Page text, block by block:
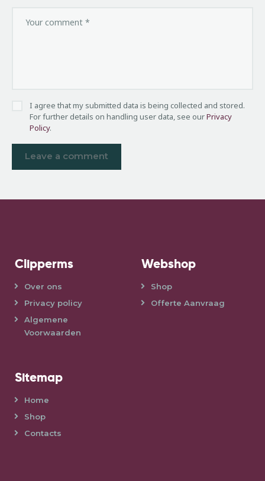
I agree that my submitted data is being collected and stored.
For further details on handling user data, see ourPrivacy
Policy.
Clipperms
Over ons
Privacy policy
Algemene
Voorwaarden
Webshop
Shop
Offerte Aanvraag
Sitemap
Home
Shop
Contacts